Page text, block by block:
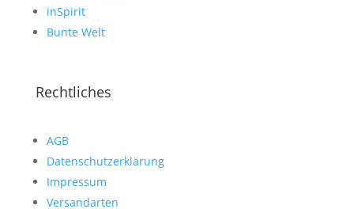
inSpirit
Bunte Welt
Rechtliches
AGB
Datenschutzerklärung
Impressum
Versandarten